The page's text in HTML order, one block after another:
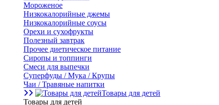
Мороженое
Низкокалорийные джемы
Низкокалорийные соусы
Орехи и сухофрукты
Полезный завтрак
Прочее диетическое питание
Сиропы и топпинги
Смеси для выпечки
Суперфуды / Мука / Крупы
Чаи / Травяные напитки
Товары для детей
Товары для детей